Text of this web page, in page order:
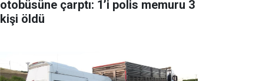
otobüsüne çarptı: 1’i polis memuru 3
kişi öldü